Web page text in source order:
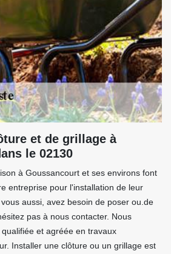
et de grillage à
le 02130
à Goussancourt et ses environs font
entreprise pour l'installation de leur
aussi, avez besoin de poser ou.de
pas à nous contacter. Nous
et agréée en travaux
Installer une clôture ou un grillage est